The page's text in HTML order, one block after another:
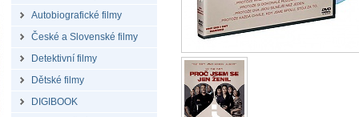
Autobiografické filmy
České a Slovenské filmy
Detektivní filmy
Dětské filmy
DIGIBOOK